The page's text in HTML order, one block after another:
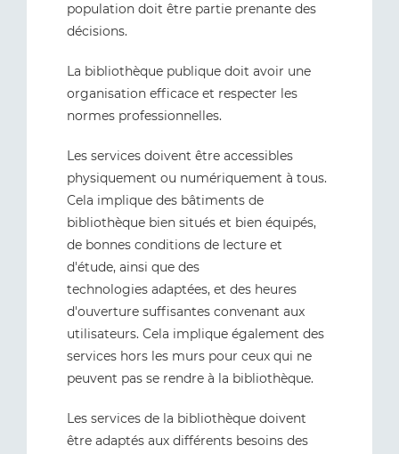
population doit être partie prenante des
décisions.
La bibliothèque publique doit avoir une
organisation efficace et respecter les
normes professionnelles.
Les services doivent être accessibles
physiquement ou numériquement à tous.
Cela implique des bâtiments de
bibliothèque bien situés et bien équipés,
de bonnes conditions de lecture et
d'étude, ainsi que des
technologies adaptées, et des heures
d'ouverture suffisantes convenant aux
utilisateurs. Cela implique également des
services hors les murs pour ceux qui ne
peuvent pas se rendre à la bibliothèque.
Les services de la bibliothèque doivent
être adaptés aux différents besoins des